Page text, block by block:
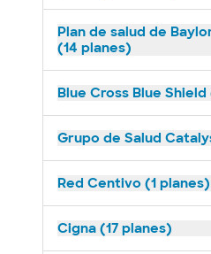
Plan de salud de
(14 planes)
Blue Cross Blue
Grupo de Salud
Red Centivo (1 planes)
Cigna (17 planes)